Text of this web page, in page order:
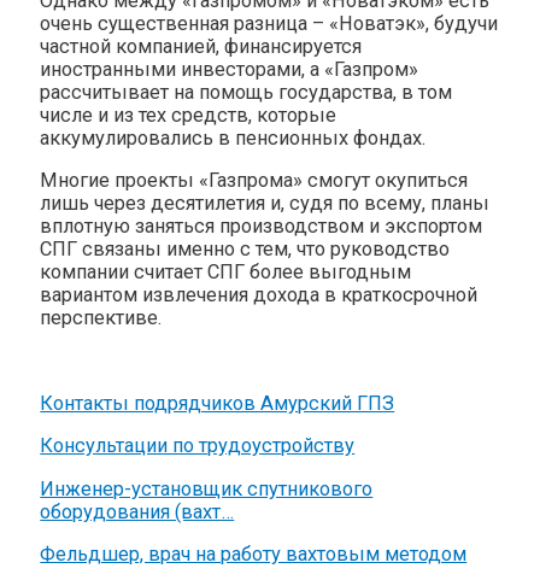
очень существенная разница – «Новатэк», будучи
частной компанией, финансируется
иностранными инвесторами, а «Газпром»
рассчитывает на помощь государства, в том
числе и из тех средств, которые
аккумулировались в пенсионных фондах.
Многие проекты «Газпрома» смогут окупиться
лишь через десятилетия и, судя по всему, планы
вплотную заняться производством и экспортом
СПГ связаны именно с тем, что руководство
компании считает СПГ более выгодным
вариантом извлечения дохода в краткосрочной
перспективе.
Контакты подрядчиков Амурский ГПЗ
Консультации по трудоустройству
Инженер-установщик спутникового
оборудования (вахт…
Фельдшер, врач на работу вахтовым методом